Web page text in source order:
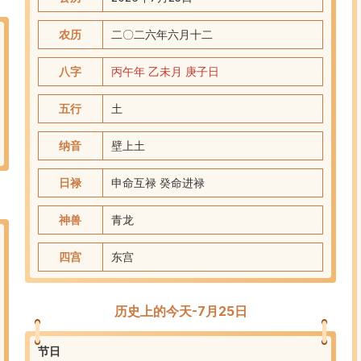
农历 二〇二六年六月十二
八字 丙午年 乙未月 庚子日
五行 土
纳音 壁上土
日禄 申命互禄 癸命进禄
神兽 青龙
四宫 东宫
历史上的今天-7月25日
节日